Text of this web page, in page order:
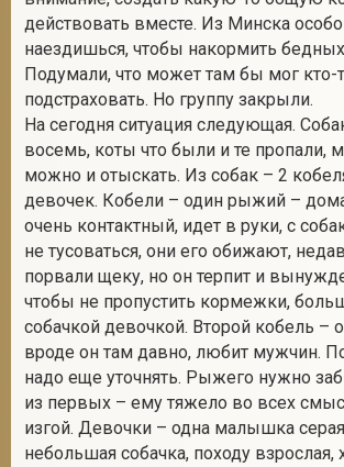
действовать вместе. Из Минска
наездишься, чтобы накормить
Подумали, что может там бы мог кто-
подстраховать. Но группу закрыли.
На сегодня ситуация следующая.
восемь, коты что были и те пропали,
можно и отыскать. Из собак – 2
девочек. Кобели – один рыжий –
очень контактный, идет в руки, с
не тусоваться, они его обижают,
порвали щеку, но он терпит и
чтобы не пропустить кормежки,
собачкой девочкой. Второй кобель –
вроде он там давно, любит мужчин.
надо еще уточнять. Рыжего нужно
из первых – ему тяжело во всех
изгой. Девочки – одна малышка
небольшая собачка, походу